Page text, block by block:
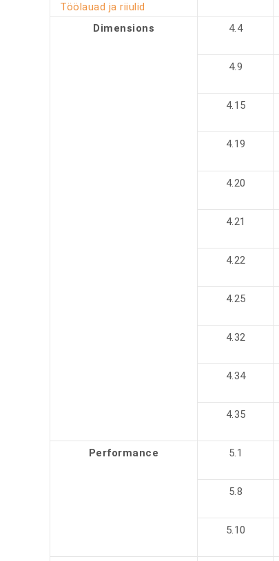
Töölauad ja riiulid
Dimensions 4.4
4.9
4.15
4.19
4.20
4.21
4.22
4.25
4.32
4.34
4.35
Performance 5.1
5.8
5.10